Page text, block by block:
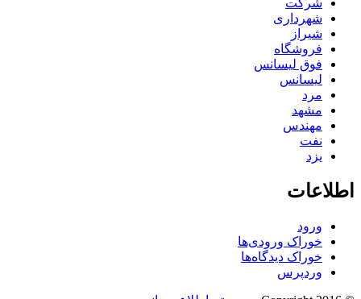
شهرداری
شیراز
فروشگاه
فوق لیسانس
لیسانس
مرد
مشهد
مهندس
نفت
یزد
اطلاعات
ورود
خوراک ورودی‌ها
خوراک دیدگاه‌ها
وردپرس